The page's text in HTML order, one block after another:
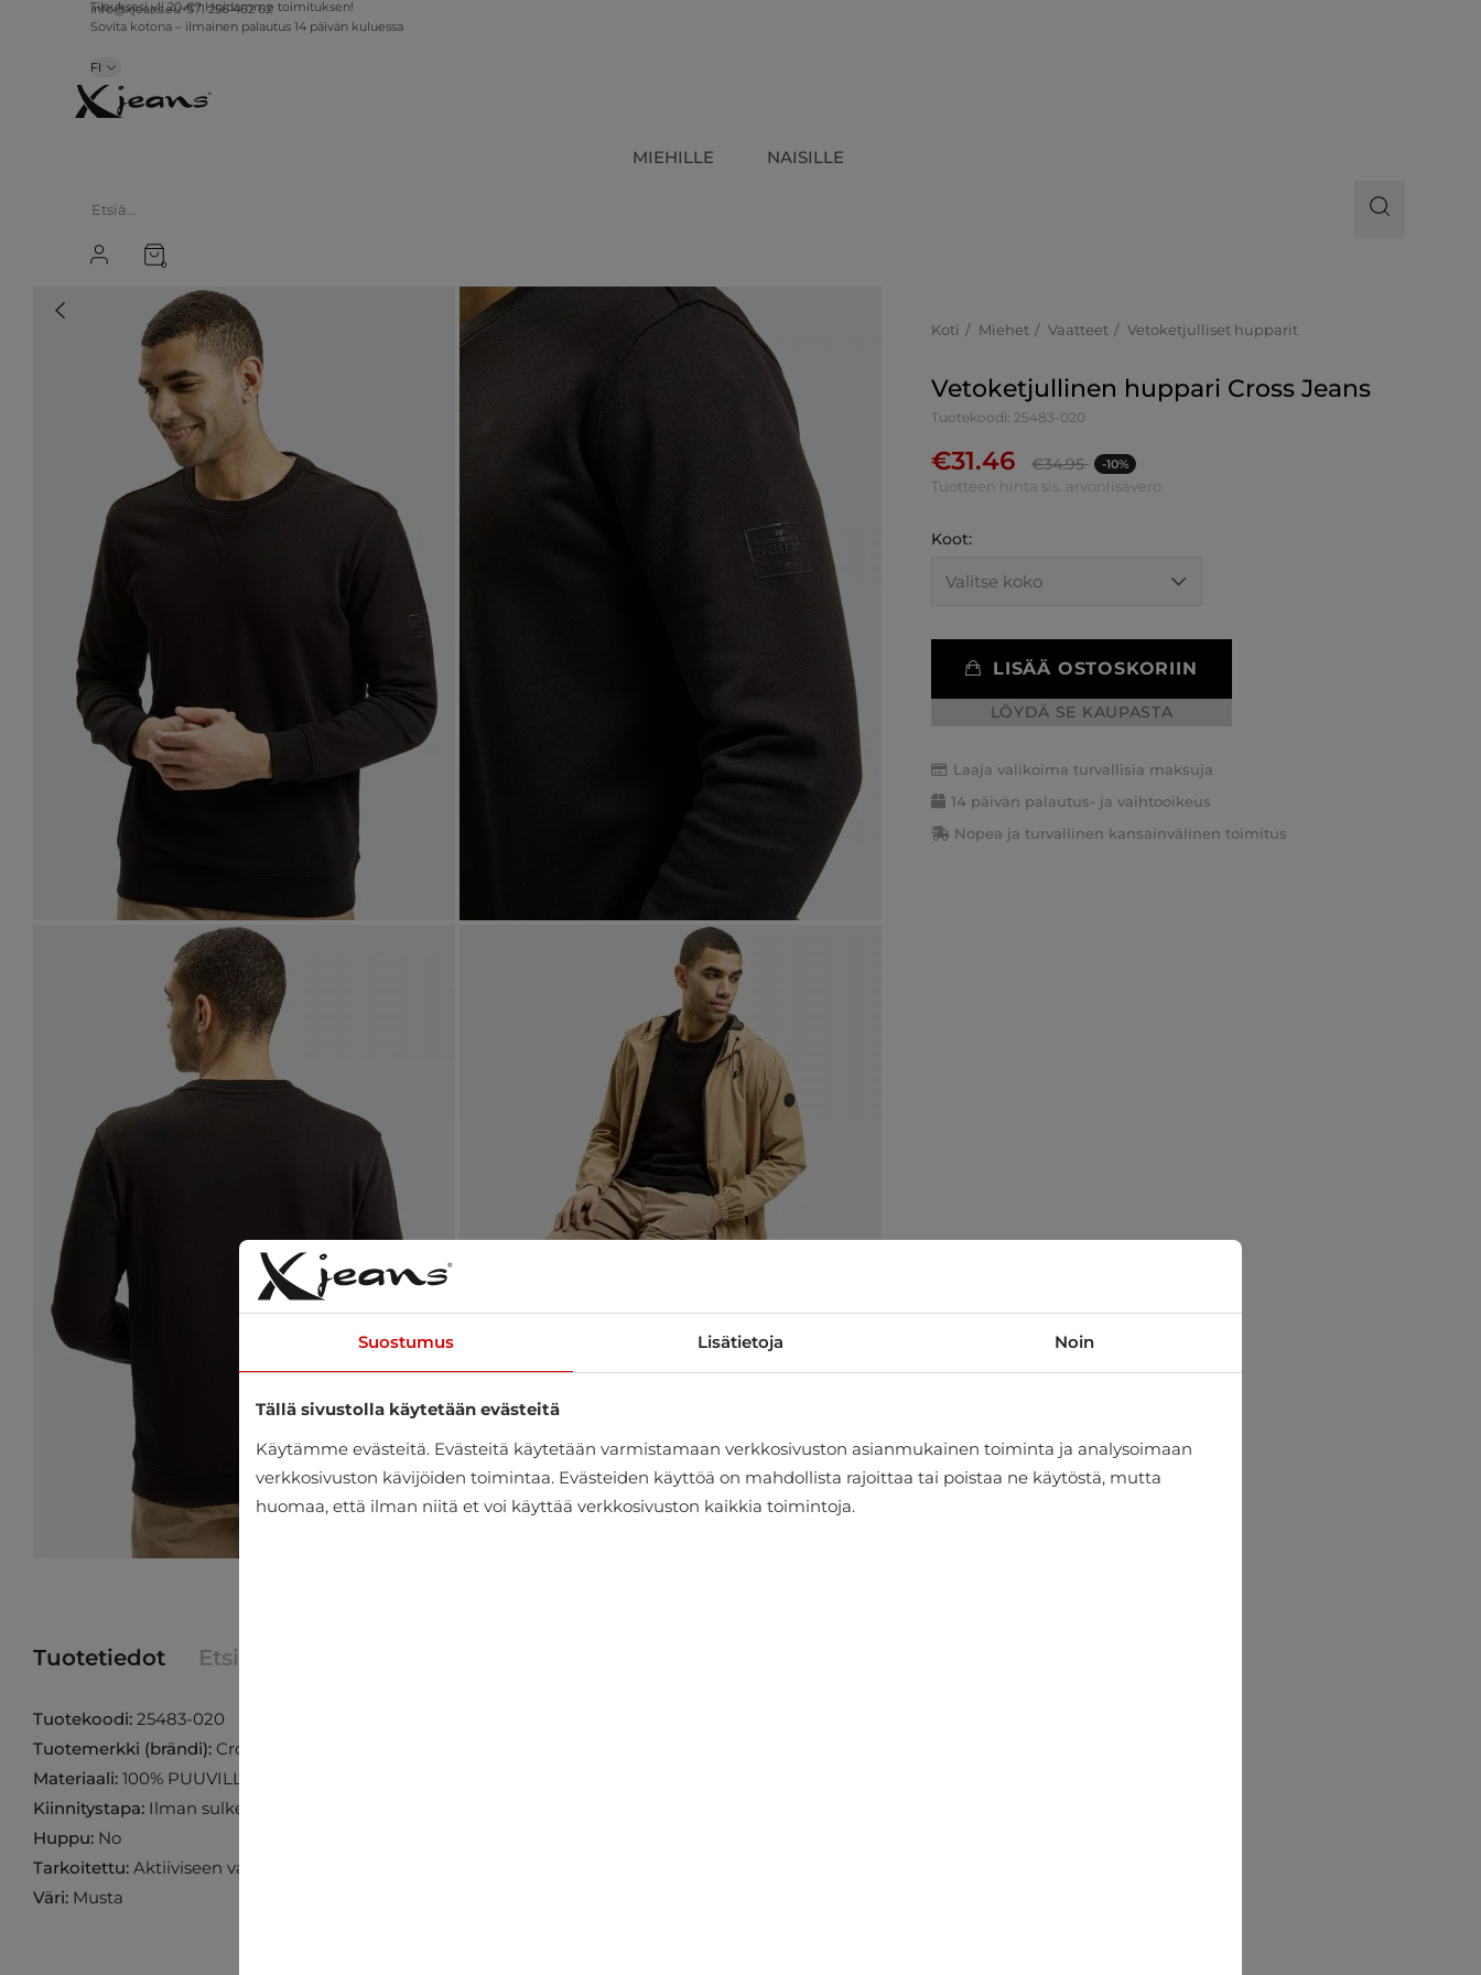
info@xjeans.eu+371 256 462 62
Tilauksesi yli 20 €? Hoidamme toimituksen!
Sovita kotona – ilmainen palautus 14 päivän kuluessa
FI
MIEHILLE NAISILLE
0
Koti Miehet Vaatteet Vetoketjulliset hupparit
Vetoketjullinen huppari Cross Jeans
Tuotekoodi: 25483-020
€31.46 €34.95 -10%
Tuotteen hinta sis. arvonlisävero
Koot:
LISÄÄ OSTOSKORIIN
LÖYDÄ SE KAUPASTA
Laaja valikoima turvallisia maksuja
14 päivän palautus- ja vaihtooikeus
Nopea ja turvallinen kansainvälinen toimitus
Tuotetiedot Etsi tuote myymälästä
Tuotekoodi: 25483-020
Tuotemerkki (brändi): Cross Jeans
Materiaali: 100% PUUVILLA
Kiinnitystapa: Ilman sulkemista
Huppu: No
Tarkoitettu: Aktiiviseen vapaa-aikaan
Väri: Musta
Suostumus Lisätietoja Noin
Tällä sivustolla käytetään evästeitä
Käytämme evästeitä. Evästeitä käytetään varmistamaan verkkosivuston asianmukainen toiminta ja analysoimaan
verkkosivuston kävijöiden toimintaa. Evästeiden käyttöä on mahdollista rajoittaa tai poistaa ne käytöstä, mutta
huomaa, että ilman niitä et voi käyttää verkkosivuston kaikkia toimintoja.